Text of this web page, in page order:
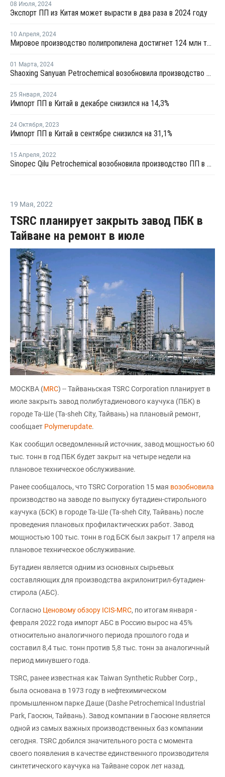
08 Июля, 2024
Экспорт ПП из Китая может вырасти в два раза в 2024 году
10 Апреля, 2024
Мировое производство полипропилена достигнет 124 млн тонн к 2032 году
01 Марта, 2024
Shaoxing Sanyuan Petrochemical возобновила производство ПП на линии №1 в Китае
25 Января, 2024
Импорт ПП в Китай в декабре снизился на 14,3%
24 Октября, 2023
Импорт ПП в Китай в сентябре снизился на 31,1%
15 Апреля, 2022
Sinopec Qilu Petrochemical возобновила производство ПП в Китае
19 Мая, 2022
TSRC планирует закрыть завод ПБК в
Тайване на ремонт в июле
МОСКВА (MRC) -- Тайваньская TSRC Corporation планирует в
июле закрыть завод полибутадиенового каучука (ПБК) в
городе Та-Ше (Ta-sheh City, Тайвань) на плановый ремонт,
сообщает Polymerupdate.
Как сообщил осведомленный источник, завод мощностью 60
тыс. тонн в год ПБК будет закрыт на четыре недели на
плановое техническое обслуживание.
Ранее сообщалось, что TSRC Corporation 15 мая возобновила
производство на заводе по выпуску бутадиен-стирольного
каучука (БСК) в городе Та-Ше (Ta-sheh City, Тайвань) после
проведения плановых профилактических работ. Завод
мощностью 100 тыс. тонн в год БСК был закрыт 17 апреля на
плановое техническое обслуживание.
Бутадиен является одним из основных сырьевых
составляющих для производства акрилонитрил-бутадиен-
стирола (АБС).
Согласно Ценовому обзору ICIS-MRC, по итогам января -
февраля 2022 года импорт АБС в Россию вырос на 45%
относительно аналогичного периода прошлого года и
составил 8,4 тыс. тонн против 5,8 тыс. тонн за аналогичный
период минувшего года.
TSRC, ранее известная как Taiwan Synthetic Rubber Corp.,
была основана в 1973 году в нефтехимическом
промышленном парке Даше (Dashe Petrochemical Industrial
Park, Гаосюн, Тайвань). Завод компании в Гаосюне является
одной из самых важных производственных баз компании
сегодня. TSRC добился значительного роста с момента
своего появления в качестве единственного производителя
синтетического каучука на Тайване сорок лет назад.